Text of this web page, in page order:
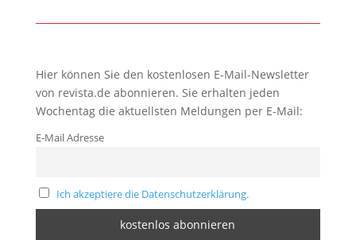
Hier können Sie den kostenlosen E-Mail-Newsletter
von revista.de abonnieren. Sie erhalten jeden
Wochentag die aktuellsten Meldungen per E-Mail:
E-Mail Adresse
Ich akzeptiere die Datenschutzerklärung.